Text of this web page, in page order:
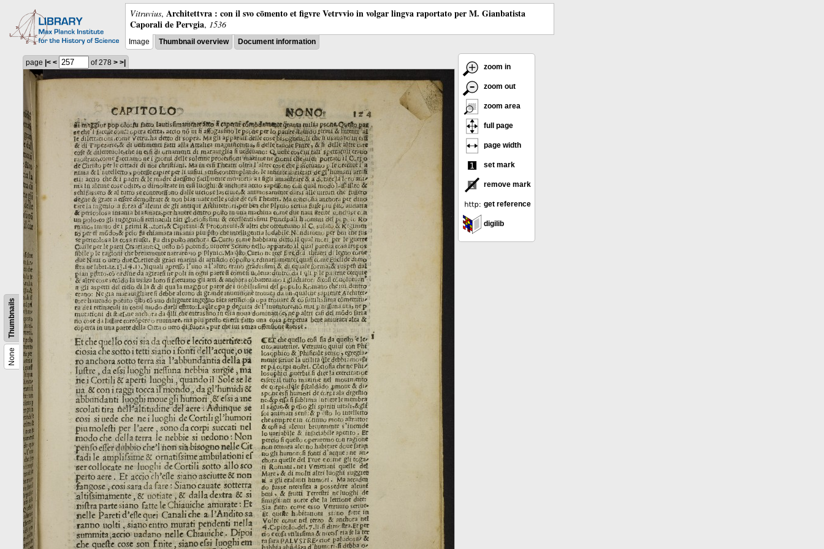
Vitruvius, Architettvra : con il svo cōmento et figvre Vetrvvio in volgar lingva raportato per M. Gianbatista
Caporali de Pervgia, 1536
Image Thumbnail overview Document information
None
Thumbnails
page |< < of 278 > >|
zoom in
zoom out
zoom area
full page
page width
set mark
remove mark
get reference
digilib